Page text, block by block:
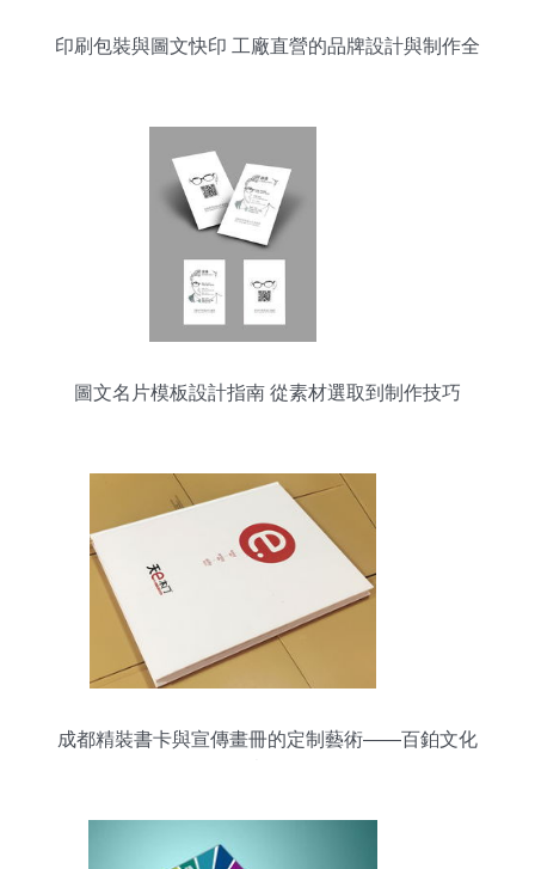
印刷包裝與圖文快印 工廠直營的品牌設計與制作全
圖文名片模板設計指南 從素材選取到制作技巧
成都精裝書卡與宣傳畫冊的定制藝術——百鉑文化